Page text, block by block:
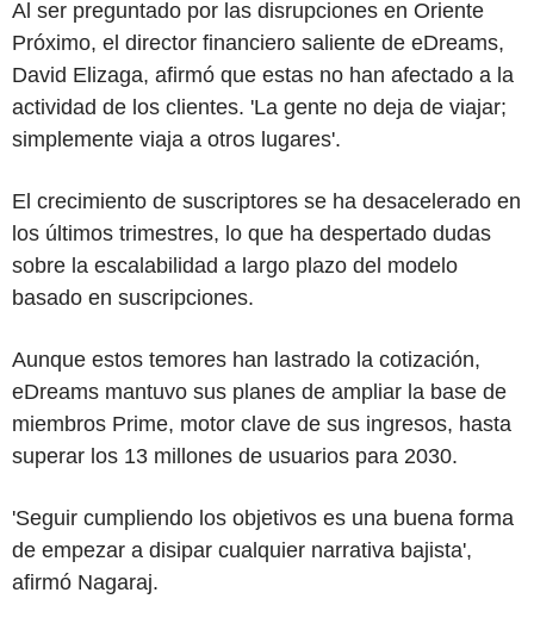
Al ser preguntado por las disrupciones en Oriente
Próximo, el director financiero saliente de eDreams,
David Elizaga, afirmó que estas no han afectado a la
actividad de los clientes. 'La gente no deja de viajar;
simplemente viaja a otros lugares'.
El crecimiento de suscriptores se ha desacelerado en
los últimos trimestres, lo que ha despertado dudas
sobre la escalabilidad a largo plazo del modelo
basado en suscripciones.
Aunque estos temores han lastrado la cotización,
eDreams mantuvo sus planes de ampliar la base de
miembros Prime, motor clave de sus ingresos, hasta
superar los 13 millones de usuarios para 2030.
'Seguir cumpliendo los objetivos es una buena forma
de empezar a disipar cualquier narrativa bajista',
afirmó Nagaraj.